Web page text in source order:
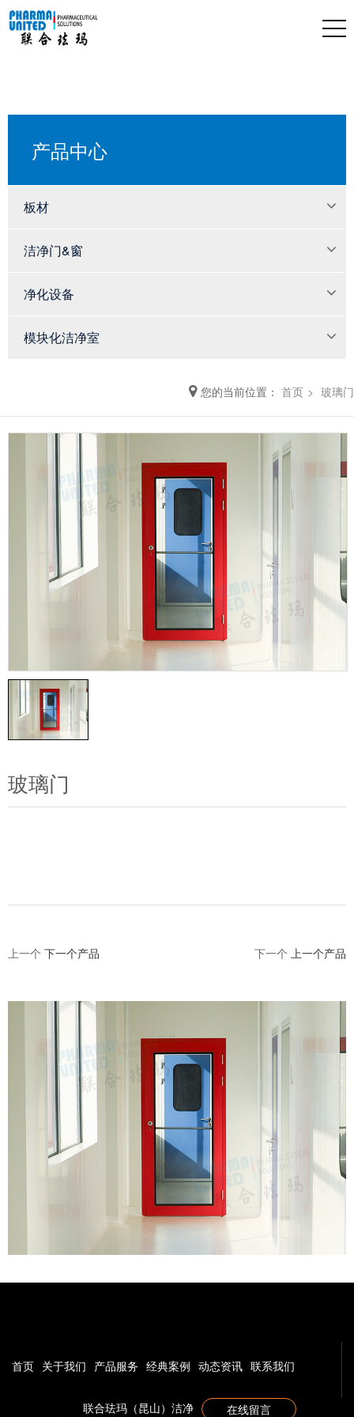
产品中心
板材
洁净门&窗
净化设备
模块化洁净室
您的当前位置： 首页 玻璃门
玻璃门
上一个 下一个产品 下一个 上一个产品
首页 关于我们 产品服务 经典案例 动态资讯 联系我们
联合珐玛（昆山）洁净 在线留言